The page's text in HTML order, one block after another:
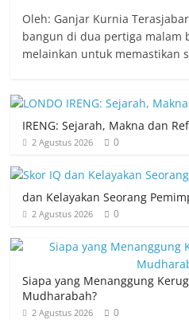
Oleh: Ganjar Kurnia
bangun di dua pertiga malam
melainkan untuk memastikan
IRENG: Sejarah, Makna dan
2 Agustus 2026 0
dan Kelayakan Seorang
2 Agustus 2026 0
Siapa yang Menanggung
Mudharabah?
2 Agustus 2026 0